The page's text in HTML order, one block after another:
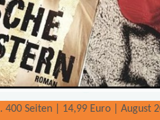
400 Seiten | 14,99 Euro | August